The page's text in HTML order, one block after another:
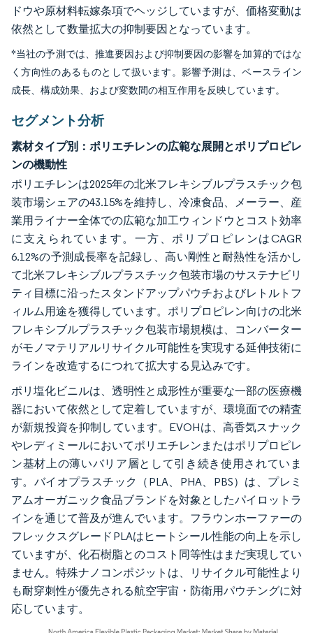
ドウや原材料転嫁条項でヘッジしていますが、価格変動は
依然として数量拡大の抑制要因となっています。
*当社の予測では、推進要因および抑制要因の影響を加算的ではな
く方向性のあるものとして扱います。影響予測は、ベースライン
成長、構成効果、および変数間の相互作用を反映しています。
セグメント分析
素材タイプ別：ポリエチレンの広範な展開とポリプロピレ
ンの機動性
ポリエチレンは2025年の北米フレキシブルプラスチック包
装市場シェアの43.15%を維持し、冷凍食品、メーラー、産
業用ライナー全体での広範な加工ウィンドウとコスト効率
に支えられています。一方、ポリプロピレンはCAGR
6.12%の予測成長率を記録し、高い剛性と耐熱性を活かし
て北米フレキシブルプラスチック包装市場のサステナビリ
ティ目標に沿ったスタンドアップパウチおよびレトルトフ
ィルム用途を獲得しています。ポリプロピレン向けの北米
フレキシブルプラスチック包装市場規模は、コンバーター
がモノマテリアルリサイクル可能性を実現する延伸技術に
ラインを改造するにつれて拡大する見込みです。
ポリ塩化ビニルは、透明性と成形性が重要な一部の医療機
器において依然として定着していますが、環境面での精査
が新規投資を抑制しています。EVOHは、高香気スナック
やレディミールにおいてポリエチレンまたはポリプロピレ
ン基材上の薄いバリア層として引き続き使用されていま
す。バイオプラスチック（PLA、PHA、PBS）は、プレミ
アムオーガニック食品ブランドを対象としたパイロットラ
インを通じて普及が進んでいます。フラウンホーファーの
フレックスグレードPLAはヒートシール性能の向上を示し
ていますが、化石樹脂とのコスト同等性はまだ実現してい
ません。特殊ナノコンポジットは、リサイクル可能性より
も耐穿刺性が優先される航空宇宙・防衛用パウチングに対
応しています。